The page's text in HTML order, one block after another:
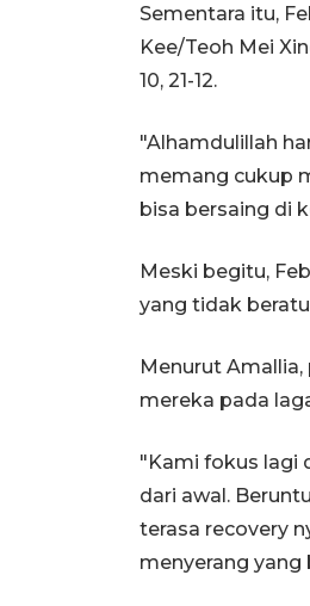
Sementara itu,
Kee/Teoh Mei
10, 21-12.
"Alhamdulillah
memang cukup
bisa bersaing di
Meski begitu,
yang tidak
Menurut
mereka pada
"Kami fokus lagi
dari awal.
terasa recovery
menyerang yang